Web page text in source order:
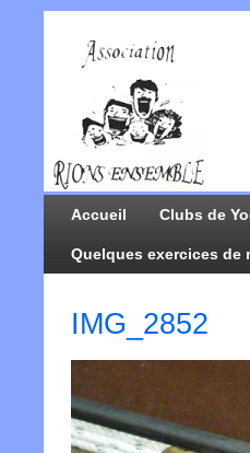
Accueil Clubs de
Quelques exercices de
IMG_2852